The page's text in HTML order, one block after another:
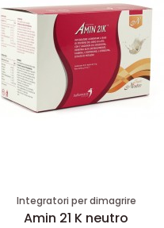
Integratori per dimagrire
Amin 21 K neutro